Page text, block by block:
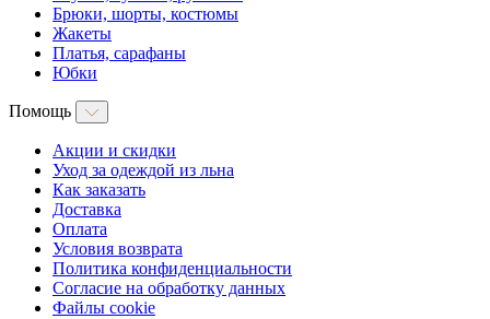
Брюки, шорты, костюмы
Жакеты
Платья, сарафаны
Юбки
Помощь
Акции и скидки
Уход за одеждой из льна
Как заказать
Доставка
Оплата
Условия возврата
Политика конфиденциальности
Согласие на обработку данных
Файлы cookie